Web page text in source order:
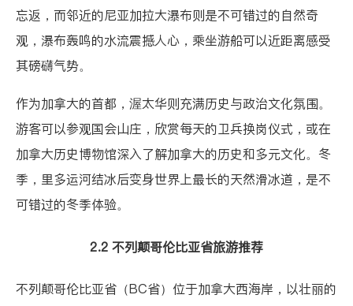
忘返，而邻近的尼亚加拉大瀑布则是不可错过的自然奇
观，瀑布轰鸣的水流震撼人心，乘坐游船可以近距离感受
其磅礴气势。
作为加拿大的首都， 渥太华则充满历史与政治文化氛围。
游客可以参观国会山庄，欣赏每天的卫兵换岗仪式，或在
加拿大历史博物馆深入了解加拿大的历史和多元文化。冬
季，里多运河结冰后变身世界上最长的天然滑冰道，是不
可错过的冬季体验。
2.2 不列颠哥伦比亚省旅游推荐
不列颠哥伦比亚省（BC省） 位于加拿大西海岸，以壮丽的